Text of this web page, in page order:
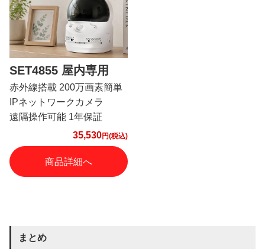
SET4855 屋内専用
赤外線搭載 200万画素簡単
IPネットワークカメラ
遠隔操作可能 1年保証
35,530円(税込)
商品詳細へ
まとめ